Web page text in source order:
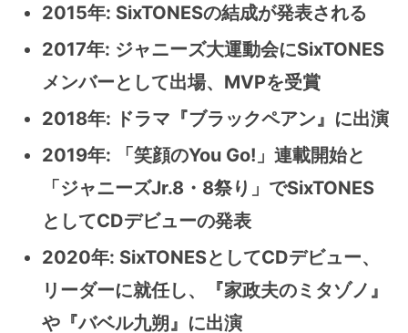
2015年: SixTONESの結成が発表される
2017年: ジャニーズ大運動会にSixTONES
メンバーとして出場、MVPを受賞
2018年: ドラマ『ブラックペアン』に出演
2019年: 「笑顔のYou Go!」連載開始と
「ジャニーズJr.8・8祭り」でSixTONES
としてCDデビューの発表
2020年: SixTONESとしてCDデビュー、
リーダーに就任し、『家政夫のミタゾノ』
や『バベル九朔』に出演